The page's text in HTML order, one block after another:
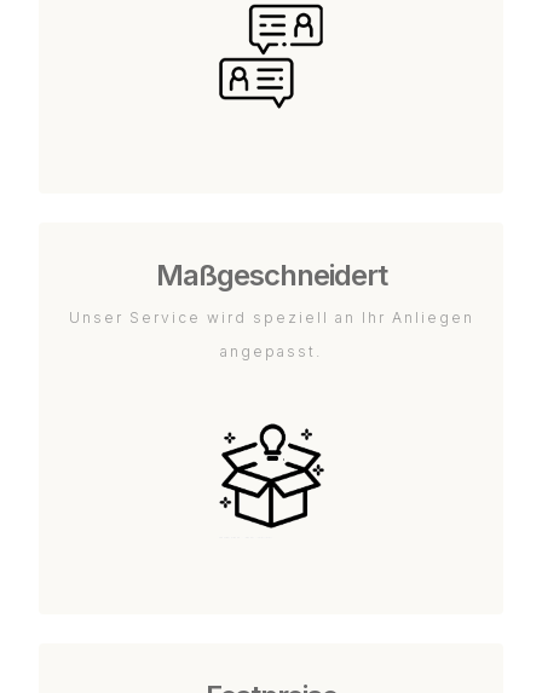
Maßgeschneidert
Unser Service wird speziell an Ihr Anliegen
angepasst.